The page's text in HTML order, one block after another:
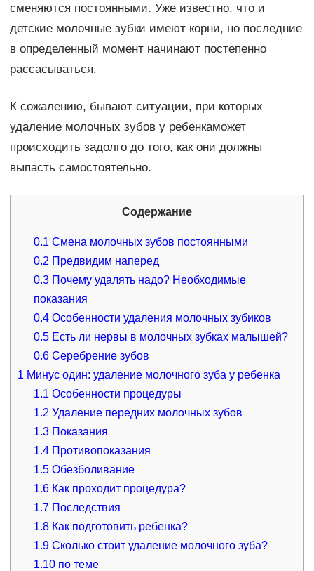
сменяются постоянными. Уже известно, что и
детские молочные зубки имеют корни, но последние
в определенный момент начинают постепенно
рассасываться.
К сожалению, бывают ситуации, при которых
удаление молочных зубов у ребенкаможет
происходить задолго до того, как они должны
выпасть самостоятельно.
Содержание
0.1 Смена молочных зубов постоянными
0.2 Предвидим наперед
0.3 Почему удалять надо? Необходимые
показания
0.4 Особенности удаления молочных зубиков
0.5 Есть ли нервы в молочных зубках малышей?
0.6 Серебрение зубов
1 Минус один: удаление молочного зуба у ребенка
1.1 Особенности процедуры
1.2 Удаление передних молочных зубов
1.3 Показания
1.4 Противопоказания
1.5 Обезболивание
1.6 Как проходит процедура?
1.7 Последствия
1.8 Как подготовить ребенка?
1.9 Сколько стоит удаление молочного зуба?
1.10 по теме